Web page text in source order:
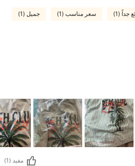
جداً (1) سعر مناسب (1) جميل (1)
مفيد (1)